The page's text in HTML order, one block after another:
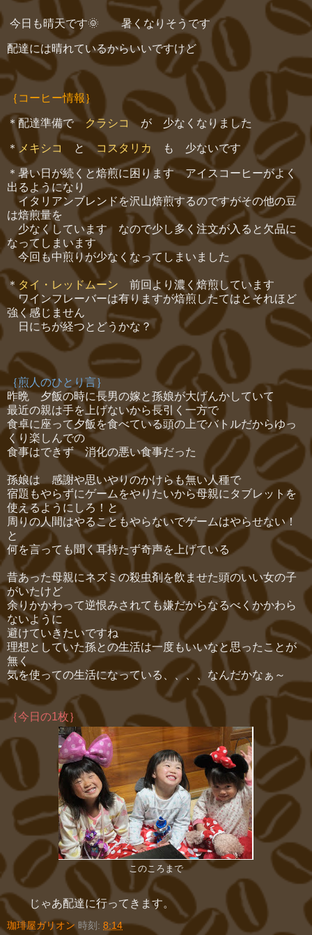
今日も晴天です🌞 暑くなりそうです
配達には晴れているからいいですけど
｛コーヒー情報｝
＊配達準備で クラシコが 少なくなりました
＊メキシコ とコスタリカ も 少ないです
＊暑い日が続くと焙煎に困ります アイスコーヒーがよく
出るようになり
イタリアンブレンドを沢山焙煎するのですがその他の豆
は焙煎量を
少なくしています なので少し多く注文が入ると欠品に
なってしまいます
今回も中煎りが少なくなってしまいました
＊ タイ・レッドムーン 前回より濃く焙煎しています
ワインフレーバーは有りますが焙煎したてはとそれほど
強く感じません
日にちが経つとどうかな？
｛煎人のひとり言｝
昨晩 夕飯の時に長男の嫁と孫娘が大げんかしていて
最近の親は手を上げないから長引く一方で
食卓に座って夕飯を食べている頭の上でバトルだからゆっ
くり楽しんでの
食事はできず 消化の悪い食事だった
孫娘は 感謝や思いやりのかけらも無い人種で
宿題もやらずにゲームをやりたいから母親にタブレットを
使えるようにしろ！と
周りの人間はやることもやらないでゲームはやらせない！
と
何を言っても聞く耳持たず奇声を上げている
昔あった母親にネズミの殺虫剤を飲ませた頭のいい女の子
がいたけど
余りかかわって逆恨みされても嫌だからなるべくかかわら
ないように
避けていきたいですね
理想としていた孫との生活は一度もいいなと思ったことが
無く
気を使っての生活になっている、、、、なんだかなぁ～
｛今日の1枚｝
このころまで
じゃあ配達に行ってきます。
珈琲屋ガリオン 時刻: 8:14